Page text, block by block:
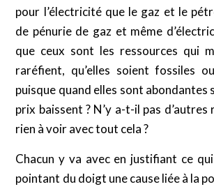
pour l’électricité que le gaz et le
de pénurie de gaz et même
que ceux sont les ressources qui
raréfient, qu’elles soient fossiles
puisque quand elles sont abondantes
prix baissent ? N’y a-t-il pas d’autres
rien à voir avec tout cela ?
Chacun y va avec en justifiant ce
pointant du doigt une cause liée à la